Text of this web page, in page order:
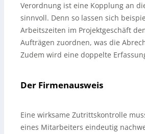
Verordnung ist eine Kopplung an
sinnvoll. Denn so lassen sich
Arbeitszeiten im Projektgeschäft
Aufträgen zuordnen, was die
Zudem wird eine doppelte
Der Firmenausweis
Eine wirksame Zutrittskontrolle
eines Mitarbeiters eindeutig